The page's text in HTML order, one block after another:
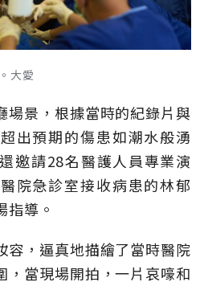
大愛
場景，根據當時的紀錄片與
出預期的傷患如潮水般湧
邀請28名醫護人員專業演
院急診室接收病患的林郁
指導。
容，逼真地描繪了當時醫院
，當現場開拍，一片哀嚎和